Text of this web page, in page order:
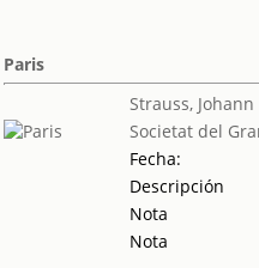
Paris
Strauss, Johann
Societat del
Fecha:
Descripción
Nota
Nota